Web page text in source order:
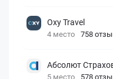
Oxy Travel
4 место 758
Абсолют
5 место 578